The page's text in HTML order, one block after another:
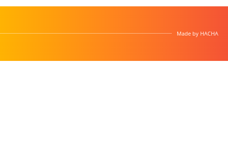
Made by HACHA